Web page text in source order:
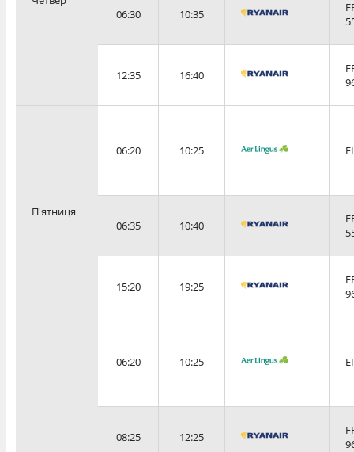
06:30
10:35
12:35 16:40
П'ятниця
06:20 10:25
06:35 10:40
15:20 19:25
06:20 10:25
08:25 12:25